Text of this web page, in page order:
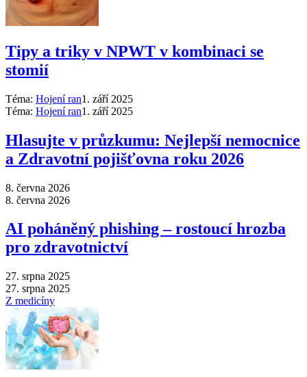
Tipy a triky v NPWT v kombinaci se
stomií
Téma: Hojení ran1. září 2025
Téma: Hojení ran1. září 2025
Hlasujte v průzkumu: Nejlepší nemocnice
a Zdravotní pojišťovna roku 2026
8. června 2026
8. června 2026
AI poháněný phishing –⁠ rostoucí hrozba
pro zdravotnictví
27. srpna 2025
27. srpna 2025
Z medicíny